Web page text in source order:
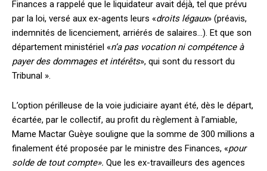
Finances a rappelé que le liquidateur avait déjà, tel que prévu
par la loi, versé aux ex-agents leurs «droits légaux» (préavis,
indemnités de licenciement, arriérés de salaires…). Et que son
département ministériel «n’a pas vocation ni compétence à
payer des dommages et intérêts», qui sont du ressort du
Tribunal ».
L’option périlleuse de la voie judiciaire ayant été, dès le départ,
écartée, par le collectif, au profit du règlement à l’amiable,
Mame Mactar Guèye souligne que la somme de 300 millions a
finalement été proposée par le ministre des Finances, «pour
solde de tout compte». Que les ex-travailleurs des agences